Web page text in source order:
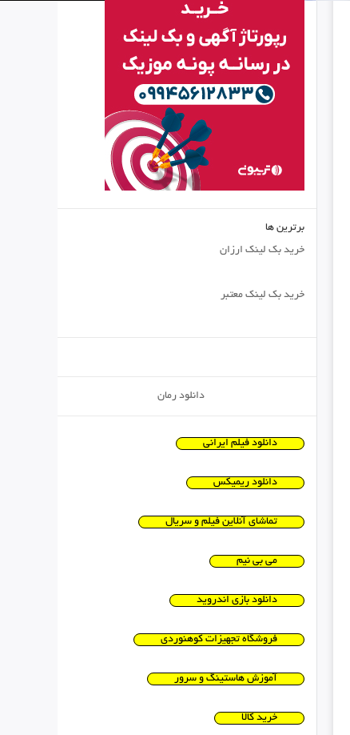
برترین ها
خرید بک لینک ارزان
خرید بک لینک معتبر
دانلود رمان
دانلود فیلم ایرانی
دانلود ریمیکس
تماشای آنلاین فیلم و سریال
می بی نیم
دانلود بازی اندروید
فروشگاه تجهیزات کوهنوردی
آموزش هاستینگ و سرور
خرید کالا